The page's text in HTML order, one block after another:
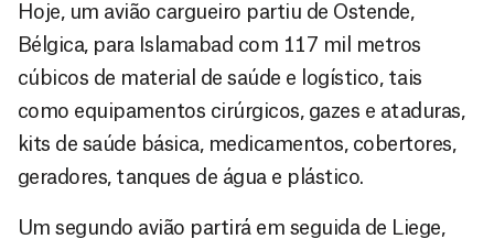
Hoje, um avião cargueiro partiu de Ostende,
Bélgica, para Islamabad com 117 mil metros
cúbicos de material de saúde e logístico, tais
como equipamentos cirúrgicos, gazes e ataduras,
kits de saúde básica, medicamentos, cobertores,
geradores, tanques de água e plástico.
Um segundo avião partirá em seguida de Liege,